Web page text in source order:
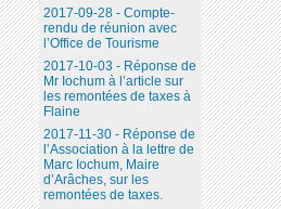
2017-09-28 - Compte-
rendu de réunion avec
l’Office de Tourisme
2017-10-03 - Réponse de
Mr Iochum à l’article sur
les remontées de taxes à
Flaine
2017-11-30 - Réponse de
l’Association à la lettre de
Marc Iochum, Maire
d’Arâches, sur les
remontées de taxes.